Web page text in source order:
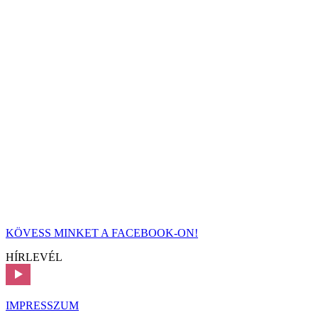
KÖVESS MINKET A FACEBOOK-ON!
HÍRLEVÉL
IMPRESSZUM